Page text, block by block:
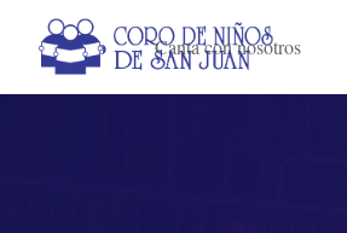
Inicio Canta con nosotros